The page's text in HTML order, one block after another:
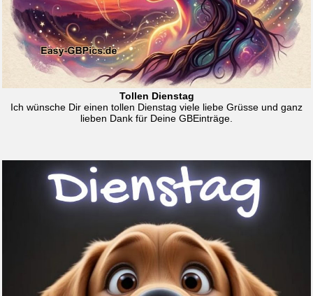
Tollen Dienstag
Ich wünsche Dir einen tollen Dienstag viele liebe Grüsse und ganz
lieben Dank für Deine GBEinträge.